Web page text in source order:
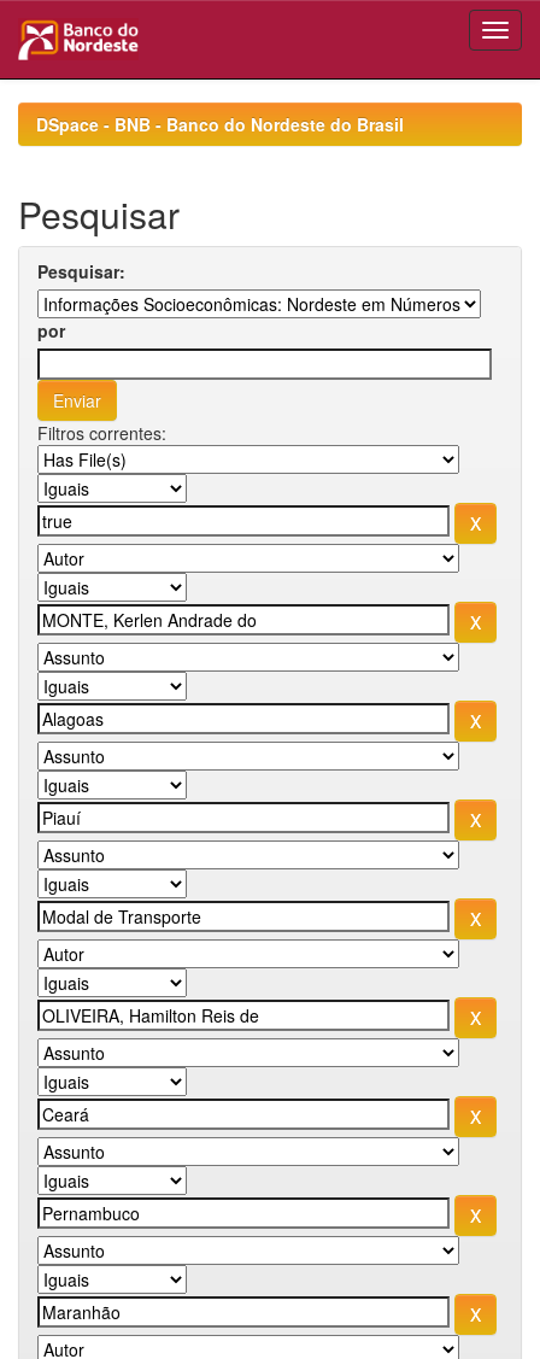
navigationDSpace - BNB - Banco do Nordeste do Brasil
Pesquisar
Pesquisar:
por
Filtros correntes: